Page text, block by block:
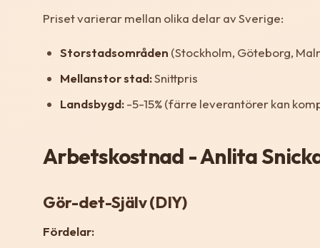
Priset varierar mellan olika delar av Sverige:
Storstadsområden (Stockholm, Göteborg,
Mellanstor stad:Snittpris
Landsbygd:-5-15% (färre leverantörer kan
Arbetskostnad - Anlita
Gör-det-Själv (DIY)
Fördelar: